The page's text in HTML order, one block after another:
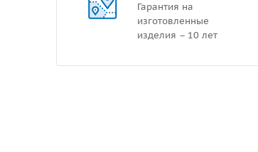
Гарантия на
изготовленные
изделия – 10 лет